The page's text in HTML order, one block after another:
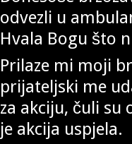
odvezli u
Hvala Bogu što
Prilaze mi moji
prijateljski me
za akciju, čuli su
je akcija uspjela.